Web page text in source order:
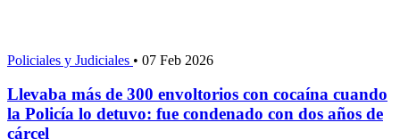
Policiales y Judiciales • 07 Feb 2026
Llevaba más de 300 envoltorios con cocaína cuando
la Policía lo detuvo: fue condenado con dos años de
cárcel